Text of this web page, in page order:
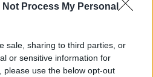
Not Process My Personal
sale, sharing to third parties, or
or sensitive information for
please use the below opt-out
„Beverly Hills, 90210”,